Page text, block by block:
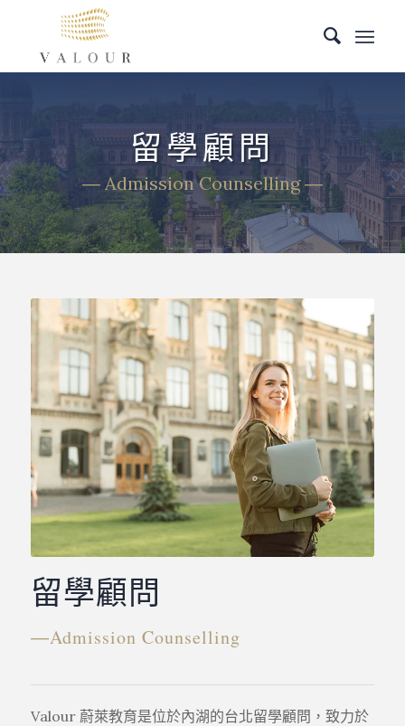
留學顧問
― Admission Counselling ―
留學顧問
―Admission Counselling
Valour 蔚萊教育是位於內湖的台北留學顧問，致力於